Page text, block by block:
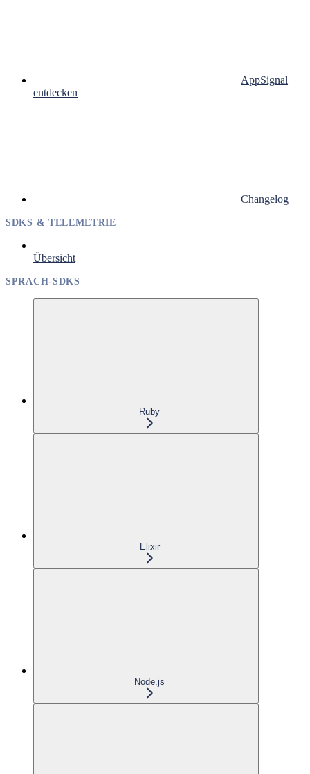
AppSignal
entdecken
Changelog
SDKS & TELEMETRIE
Übersicht
SPRACH-SDKS
Ruby
Elixir
Node.js